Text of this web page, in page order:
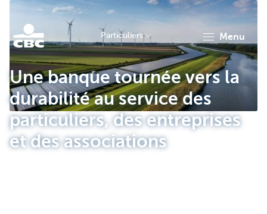
Particulieren
Particuliers menu
Une banque tournée vers la
durabilité au service des
particuliers, des entreprises
et des associations